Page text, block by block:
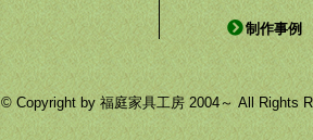
制作事例
© Copyright by 福庭家具工房 2004～ All Rights